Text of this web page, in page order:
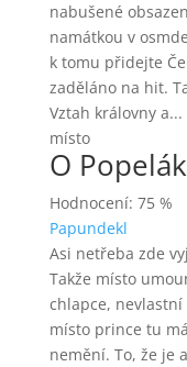
nabušené
namátkou v
k tomu přidejte
zaděláno na hit.
Vztah královny a...
místo
O
Hodnocení: 75 %
Papundekl
Asi netřeba zde
Takže místo
chlapce,
místo prince tu
nemění. To, že je